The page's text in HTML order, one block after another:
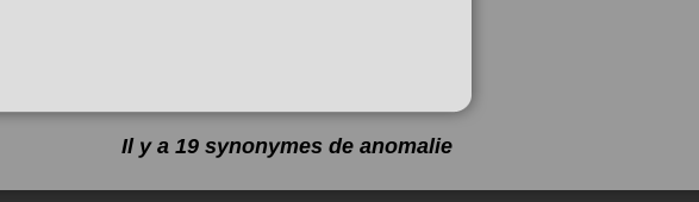
Il y a 19 synonymes de anomalie